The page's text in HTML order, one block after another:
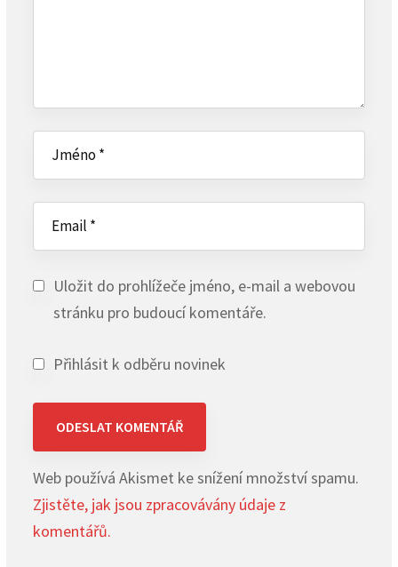
Uložit do prohlížeče jméno, e-mail a webovou
stránku pro budoucí komentáře.
Přihlásit k odběru novinek
Web používá Akismet ke snížení množství spamu.
Zjistěte, jak jsou zpracovávány údaje z
komentářů.